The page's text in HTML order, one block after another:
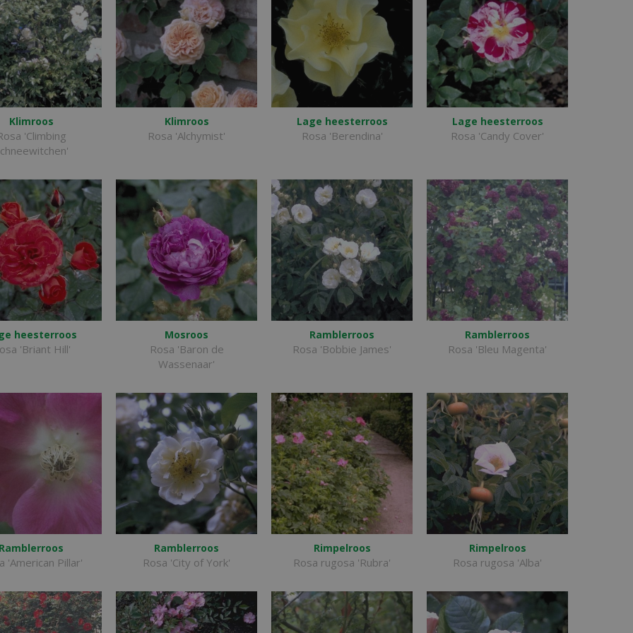
Klimroos
'Climbing
Klimroos
Rosa 'Alchymist'
Lage heesterroos
Rosa 'Berendina'
Lage heesterroos
Rosa 'Candy Cover'
heesterroos
'Briant Hill'
Mosroos
Rosa 'Baron de
Wassenaar'
Ramblerroos
Rosa 'Bobbie James'
Ramblerroos
Rosa 'Bleu Magenta'
'American Pillar'
Ramblerroos
Rosa 'City of York'
Rimpelroos
Rosa rugosa 'Rubra'
Rimpelroos
Rosa rugosa 'Alba'